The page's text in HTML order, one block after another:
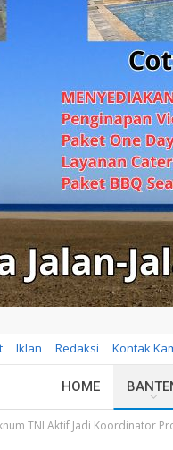
Iklan Redaksi Kontak
HOME
TNI Aktif Jadi Koordinator